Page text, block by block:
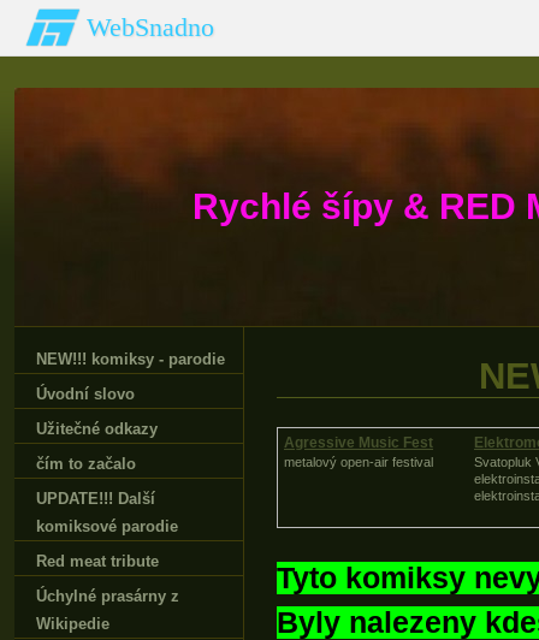
WebSnadno
Rychlé šípy & RED
Agressive Music Fest
metalový open-air festival
Svatopluk
Tyto komiksy
Byly nalezeny
NEW!!! komiksy - parodie
Úvodní slovo
Užitečné odkazy
čím to začalo
UPDATE!!! Další
komiksové parodie
Red meat tribute
Úchylné prasárny z
Wikipedie